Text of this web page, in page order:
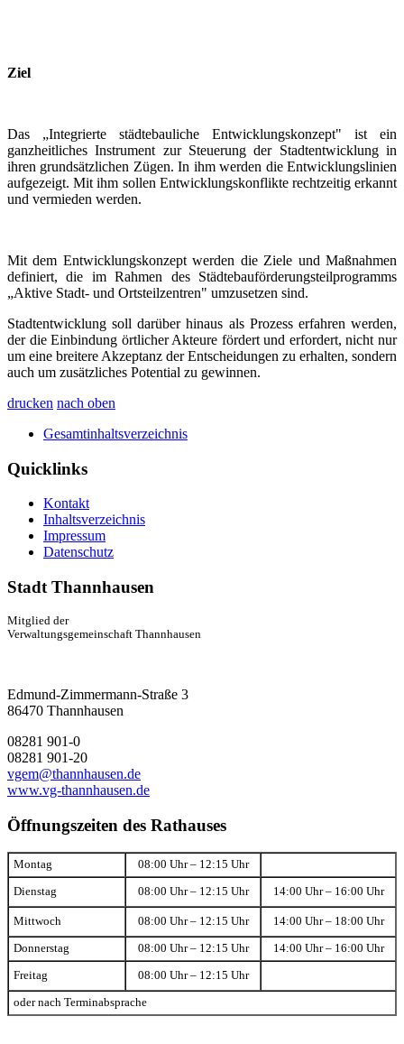
Ziel
Das „Integrierte städtebauliche Entwicklungskonzept" ist ein
ganzheitliches Instrument zur Steuerung der Stadtentwicklung in
ihren grundsätzlichen Zügen. In ihm werden die Entwicklungslinien
aufgezeigt. Mit ihm sollen Entwicklungskonflikte rechtzeitig erkannt
und vermieden werden.
Mit dem Entwicklungskonzept werden die Ziele und Maßnahmen
definiert, die im Rahmen des Städtebauförderungsteilprogramms
„Aktive Stadt- und Ortsteilzentren" umzusetzen sind.
Stadtentwicklung soll darüber hinaus als Prozess erfahren werden,
der die Einbindung örtlicher Akteure fördert und erfordert, nicht nur
um eine breitere Akzeptanz der Entscheidungen zu erhalten, sondern
auch um zusätzliches Potential zu gewinnen.
drucken nach oben
Gesamtinhaltsverzeichnis
Quicklinks
Kontakt
Inhaltsverzeichnis
Impressum
Datenschutz
Stadt Thannhausen
Mitglied der
Verwaltungsgemeinschaft Thannhausen
Edmund-Zimmermann-Straße 3
86470 Thannhausen
08281 901-0
08281 901-20
vgem@thannhausen.de
www.vg-thannhausen.de
Öffnungszeiten des Rathauses
Montag 08:00 Uhr – 12:15 Uhr
Dienstag 08:00 Uhr – 12:15 Uhr 14:00 Uhr – 16:00 Uhr
Mittwoch 08:00 Uhr – 12:15 Uhr 14:00 Uhr – 18:00 Uhr
Donnerstag 08:00 Uhr – 12:15 Uhr 14:00 Uhr – 16:00 Uhr
Freitag 08:00 Uhr – 12:15 Uhr
oder nach Terminabsprache